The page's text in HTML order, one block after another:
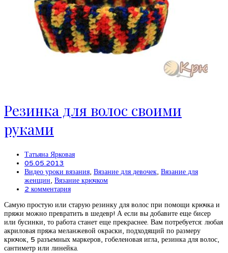
Резинка для волос своими
руками
Татьяна Ярковая
05.05.2013
Видео уроки вязания, Вязание для девочек, Вязание для
женщин, Вязание крючком
2 комментария
Самую простую или старую резинку для волос при помощи крючка и
пряжи можно превратить в шедевр! А если вы добавите еще бисер
или бусинки, то работа станет еще прекраснее. Вам потребуется: любая
акриловая пряжа меланжевой окраски, подходящий по размеру
крючок, 5 разъемных маркеров, гобеленовая игла, резинка для волос,
сантиметр или линейка.